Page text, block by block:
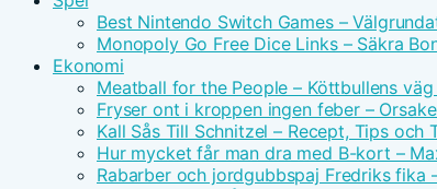
Best Nintendo Switch Games –
Monopoly Go Free Dice Links – Säkra
Ekonomi
Meatball for the People – Köttbullens
Fryser ont i kroppen ingen feber –
Kall Sås Till Schnitzel – Recept, Tips och
Hur mycket får man dra med B-kort –
Rabarber och jordgubbspaj Fredriks fika